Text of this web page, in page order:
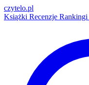
czytelo.pl
Książki Recenzje Rankingi